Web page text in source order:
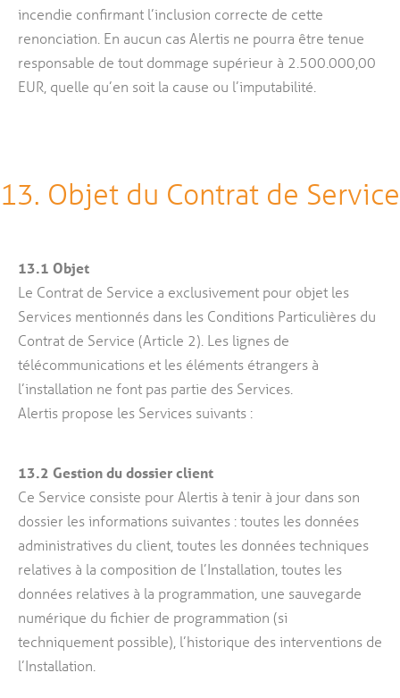
incendie confirmant l’inclusion correcte de cette
renonciation. En aucun cas Alertis ne pourra être tenue
responsable de tout dommage supérieur à 2.500.000,00
EUR, quelle qu’en soit la cause ou l’imputabilité.
13. Objet du Contrat de Service
13.1 Objet
Le Contrat de Service a exclusivement pour objet les
Services mentionnés dans les Conditions Particulières du
Contrat de Service (Article 2). Les lignes de
télécommunications et les éléments étrangers à
l’installation ne font pas partie des Services.
Alertis propose les Services suivants :
13.2 Gestion du dossier client
Ce Service consiste pour Alertis à tenir à jour dans son
dossier les informations suivantes : toutes les données
administratives du client, toutes les données techniques
relatives à la composition de l’Installation, toutes les
données relatives à la programmation, une sauvegarde
numérique du fichier de programmation (si
techniquement possible), l’historique des interventions de
l’Installation.